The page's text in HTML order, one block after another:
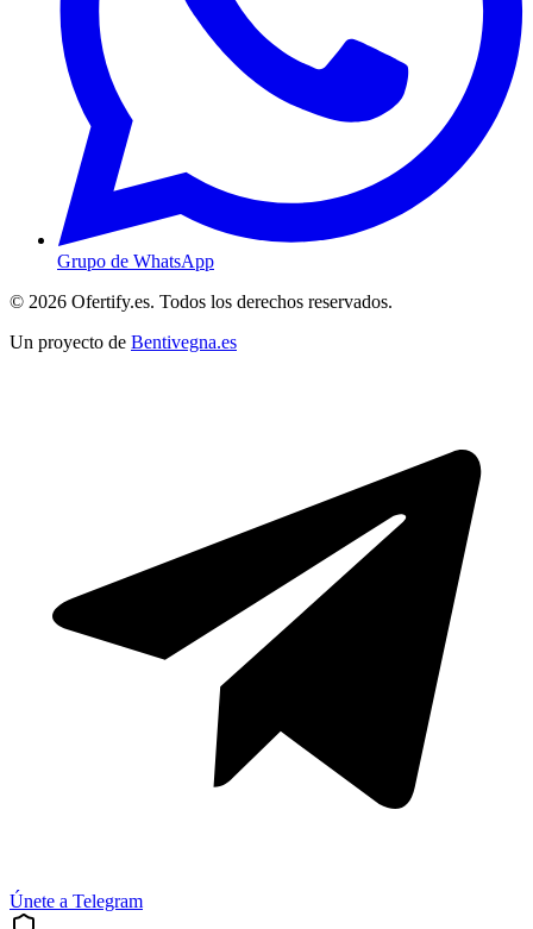
Grupo de WhatsApp
© 2026 Ofertify.es. Todos los derechos reservados.
Un proyecto de Bentivegna.es
Únete a Telegram